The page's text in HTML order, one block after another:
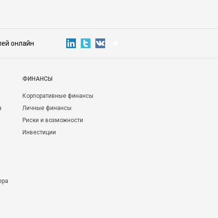
онлайн
ФИНАНСЫ
Корпоративные финансы
Личные финансы
Риски и возможности
Инвестиции